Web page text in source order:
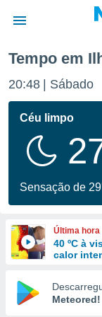
da
foi
fornecidas
a este
das
e
forma
digital
Tempo em
20:48 Sábado
Céu limpo
Sensação de
Última hora
40 ºC à
calor
Meteored!